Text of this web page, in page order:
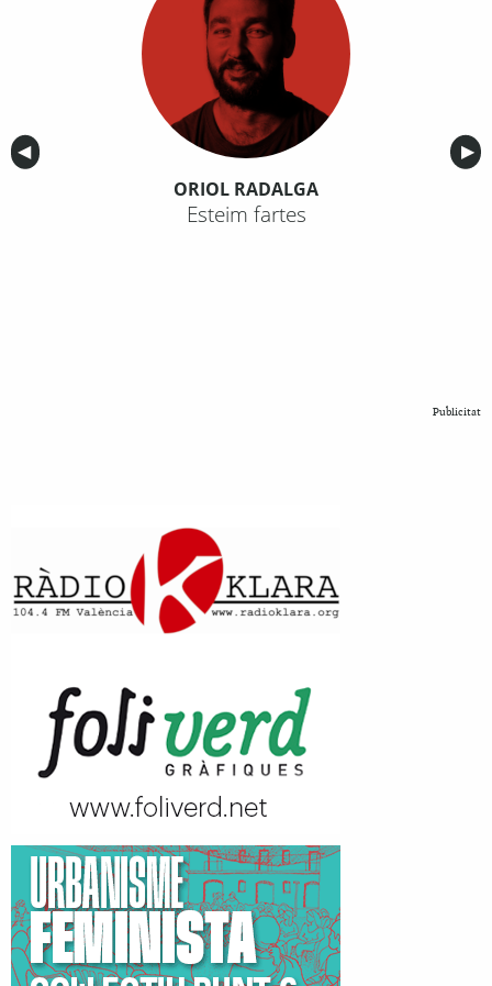
Anterior
◀︎ ▶︎
ORIOL RADALGA
Esteim fartes
Publicitat